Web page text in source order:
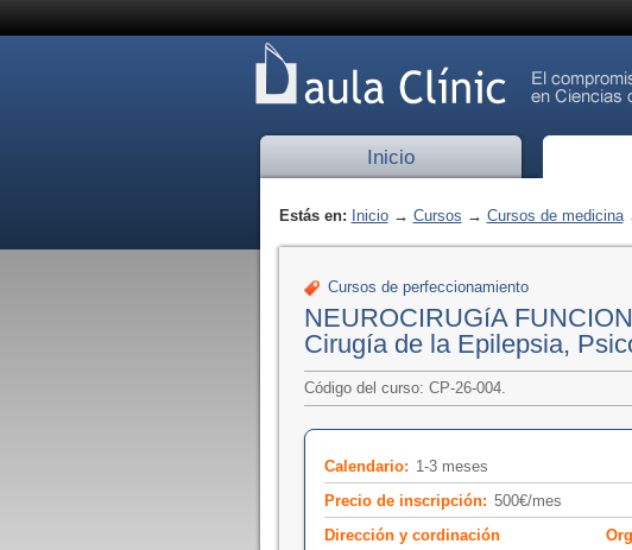
Inicio
Estás en: Inicio→ Cursos → Cursos de medicina
Cursos de perfeccionamiento
NEUROCIRUGíA
Cirugía de la Epilepsia,
Código del curso: CP-26-004.
Calendario: 1-3 meses
Precio de inscripción: 500€/mes
Dirección y cordinación